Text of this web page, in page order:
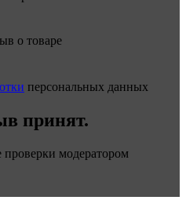
о товаре
персональных данных
принят.
модератором